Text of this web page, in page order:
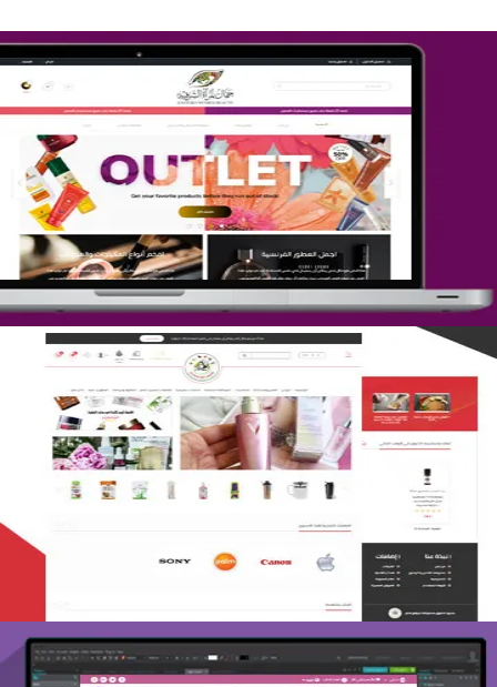
تصميم متجر جمال المرأة الشرقية
التفاصيل
تصميم متجر لمار
التفاصيل